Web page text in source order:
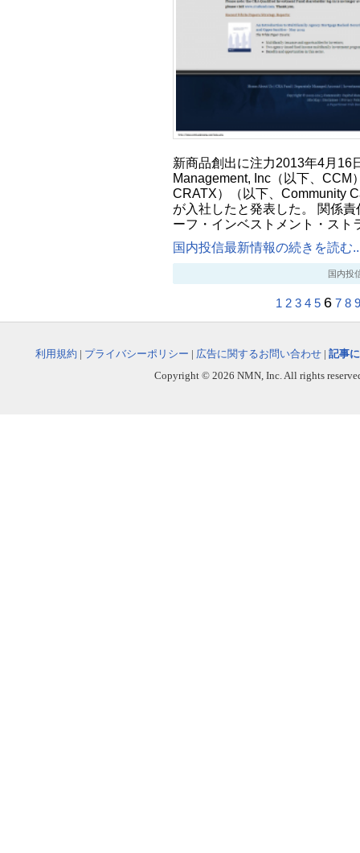
新商品創出に注力2013年4月16
Management, Inc（以下、CCM
CRATX）（以下、Community
が入社したと発表した。 関係
ーフ・インベストメント・ス
国内投信最新情報の続きを読む
国内投
1 2 3 4 5 6 7 8 9
利用規約 | プライバシーポリシー | 広告に関するお問い合わせ | 記事
Copyright © 2026 NMN, Inc. All rights